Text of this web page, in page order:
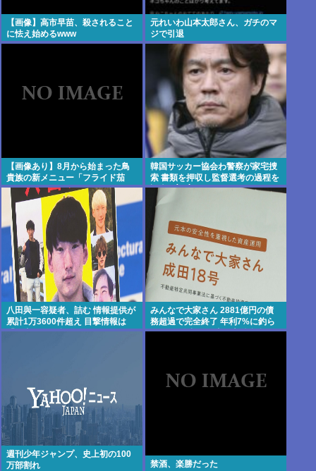
【画像】高市早苗、殺されること
に怯え始めるwww
元れいわ山本太郎さん、ガチのマ
ジで引退
【画像あり】8月から始まった鳥
貴族の新メニュー「フライド茄
子」がうますぎでした→3.2万いい
ね
韓国サッカー協会わ警察が家宅捜
索 書類を押収し監督選考の過程を
調査 <\`皿´>
八田與一容疑者、詰む 情報提供が
累計1万3600件超え 目撃情報は
「関東」が最多
みんなで大家さん 2881億円の債
務超過で完全終了 年利7%に釣ら
れた3万人超の弱者の老後資金
週刊少年ジャンプ、史上初の100
万部割れ
禁酒、楽勝だった